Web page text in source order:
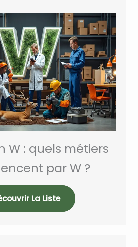
W : quels métiers
par W ?
La Liste